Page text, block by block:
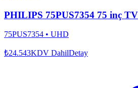
PHILIPS 75PUS7354 75 inç
75PUS7354 • UHD
₺24.543KDV DahilDetay